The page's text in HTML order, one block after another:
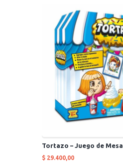
Tortazo – Juego de Mesa
$ 29.400,00